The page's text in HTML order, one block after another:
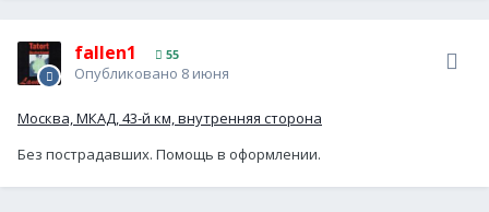
fallen1 55
Опубликовано 8 июня
Москва, МКАД, 43-й км, внутренняя сторона
Без пострадавших. Помощь в оформлении.